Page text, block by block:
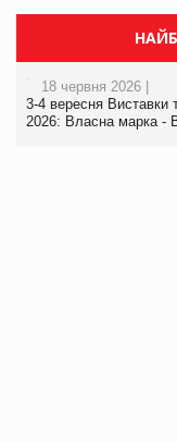
18 червня 2026 |
3-4 вересня Виставки
2026: Власна марка -